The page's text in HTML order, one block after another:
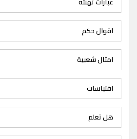
اقوال حكم
امثال شعبية
اقتباسات
هل تعلم